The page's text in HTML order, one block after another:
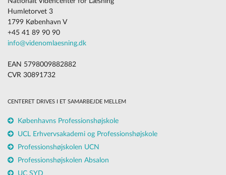
Humletorvet 3
1799 København V
+45 41 89 90 90
info@videnomlaesning.dk
EAN 5798009882882
CVR 30891732
CENTERET DRIVES I ET SAMARBEJDE MELLEM
Københavns Professionshøjskole
UCL Erhvervsakademi og Professionshøjskole
Professionshøjskolen UCN
Professionshøjskolen Absalon